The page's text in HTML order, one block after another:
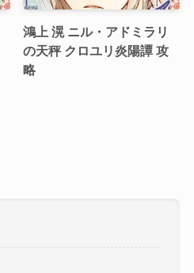
鴻上 滉 ニル・アドミラリ
の天秤 クロユリ炎陽譚 攻
略